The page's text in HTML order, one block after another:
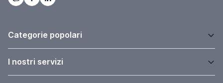
Categorie popolari
I nostri servizi